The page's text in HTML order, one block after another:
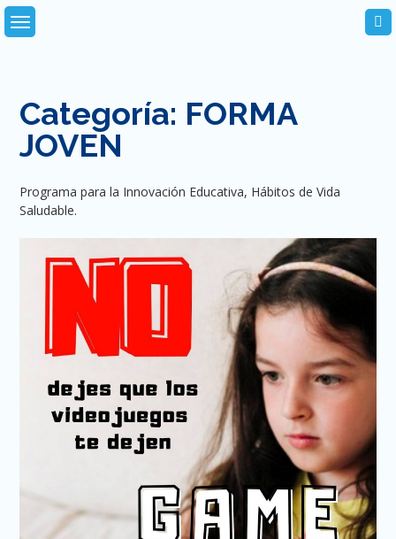
Skip
to
Categoría: FORMA
JOVEN
Programa para la Innovación Educativa, Hábitos de Vida
Saludable.